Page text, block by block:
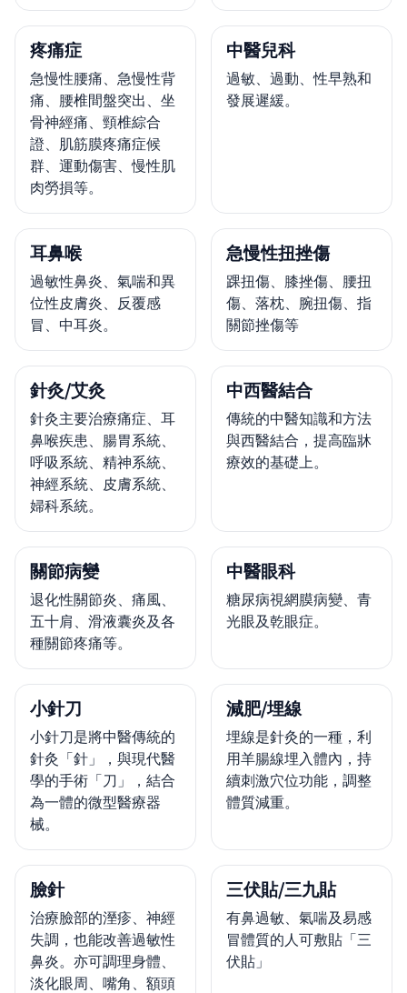
疼痛症
急慢性腰痛、急慢性背
痛、腰椎間盤突出、坐
骨神經痛、頸椎綜合
證、肌筋膜疼痛症候
群、運動傷害、慢性肌
肉勞損等。
中醫兒科
過敏、過動、性早熟和
發展遲緩。
耳鼻喉
過敏性鼻炎、氣喘和異
位性皮膚炎、反覆感
冒、中耳炎。
急慢性扭挫傷
踝扭傷、膝挫傷、腰扭
傷、落枕、腕扭傷、指
關節挫傷等
針灸/艾灸
針灸主要治療痛症、耳
鼻喉疾患、腸胃系統、
呼吸系統、精神系統、
神經系統、皮膚系統、
婦科系統。
中西醫結合
傳統的中醫知識和方法
與西醫結合，提高臨牀
療效的基礎上。
關節病變
退化性關節炎、痛風、
五十肩、滑液囊炎及各
種關節疼痛等。
中醫眼科
糖尿病視網膜病變、青
光眼及乾眼症。
小針刀
小針刀是將中醫傳統的
針灸「針」，與現代醫
學的手術「刀」，結合
為一體的微型醫療器
械。
減肥/埋線
埋線是針灸的一種，利
用羊腸線埋入體內，持
續刺激穴位功能，調整
體質減重。
臉針
治療臉部的溼疹、神經
失調，也能改善過敏性
鼻炎。亦可調理身體、
淡化眼周、嘴角、額頭
三伏貼/三九貼
有鼻過敏、氣喘及易感
冒體質的人可敷貼「三
伏貼」